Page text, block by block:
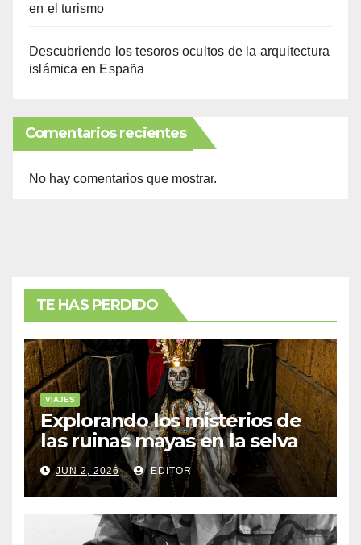
en el turismo
Descubriendo los tesoros ocultos de la arquitectura
islámica en España
Comentarios recientes
No hay comentarios que mostrar.
TE HAS PERDIDO
VIAJES
Explorando los misterios de
las ruinas mayas en la selva
de Yucatán
JUN 2, 2026 EDITOR